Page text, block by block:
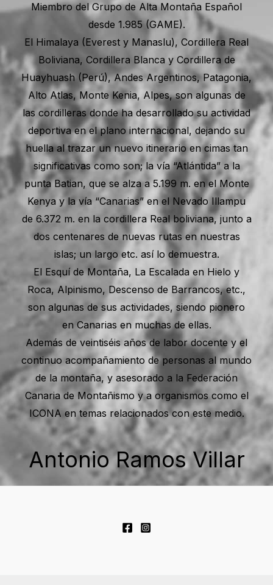
Miembro del Grupo de Alta Montaña Español
desde 1.985 (GAME).
El Himalaya (Everest y Manaslu), Cordillera Real
Boliviana, Cordillera Blanca y Cordillera de
Huayhuash (Perú), Andes Argentinos, Patagonia,
Alto Atlas, Monte Kenia, Alpes, son algunas de
las cordilleras donde ha desarrollado su actividad
deportiva en el plano internacional, dejando su
huella al trazar un nuevo itinerario en cimas tan
significativas como son; la vía “Atlántida” a la
punta Batian, que se alza a 5.199 m. en el Monte
Kenya y la vía “Canarias” en el Nevado Illampu
de 6.372 m. en la cordillera Real boliviana, junto a
dos centenares de nuevas rutas en nuestras
islas; un largo etc. así lo demuestra.
El Esquí de Montaña, La Escalada en Hielo y
Roca, Alpinismo, Descenso de Barrancos, etc.,
son algunas de sus actividades, siendo pionero
en Canarias en muchas de ellas.
Además de veintiséis años de labor docente y el
continuo acompañamiento de personas al mundo
de la montaña, y asesorado a la Federación
Canaria de Montañismo y a organismos como el
ICONA en temas relacionados con este medio.
Antonio Ramos Villar